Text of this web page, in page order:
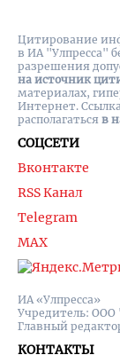
ИА «Улпресса»
Учредитель:
Главный
КОНТАКТЫ
СОЦСЕТИ
Вконтакте
RSS Канал
Telegram
MAX
Цитирование
в ИА "Улпресса"
разрешения
на источник
материалах,
Интернет.
располагаться в